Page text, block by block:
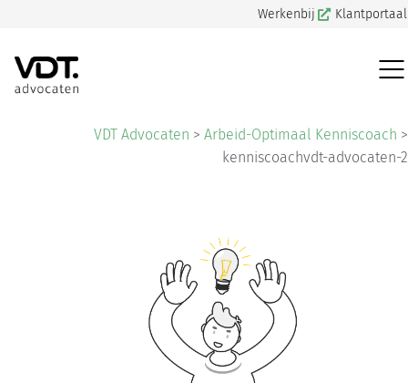
Werkenbij Klantportaal
VDT Advocaten > Arbeid-Optimaal Kenniscoach >
kenniscoachvdt-advocaten-2